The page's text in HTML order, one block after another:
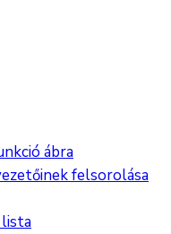
ábra
felsorolása